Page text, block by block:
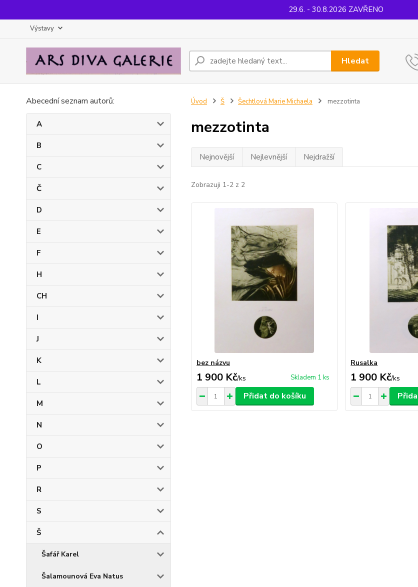
29.6. - 30.8.2026 ZAVŘENO
Výstavy
Hledat
Abecední seznam autorů:
A
B
C
Č
D
E
F
H
CH
I
J
K
L
M
N
O
P
R
S
Š
Šafář Karel
Šalamounová Eva Natus
Úvod Š Šechtlová Marie Michaela mezzotinta
mezzotinta
Nejnovější Nejlevnější Nejdražší
Zobrazuji 1-2 z 2
bez názvu
1 900 Kč/ks Skladem 1 ks
Přidat do košíku
Rusalka
1 900 Kč/ks